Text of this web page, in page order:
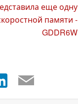
еще одну
памяти -
GDDR6W